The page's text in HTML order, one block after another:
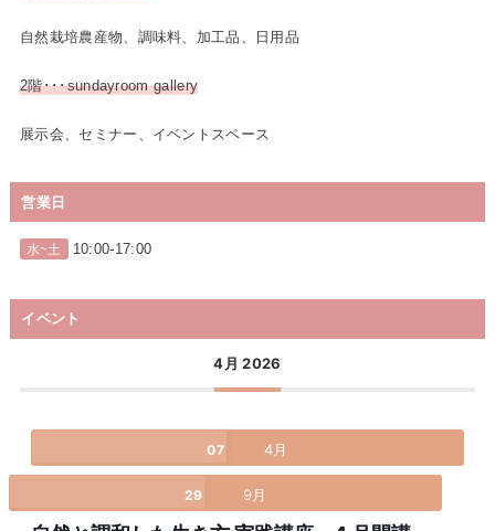
自然栽培農産物、調味料、加工品、日用品
2階･･･sundayroom gallery
展示会、セミナー、イベントスペース
営業日
水~土 10:00-17:00
イベント
4月 2026
07 4月
29 9月